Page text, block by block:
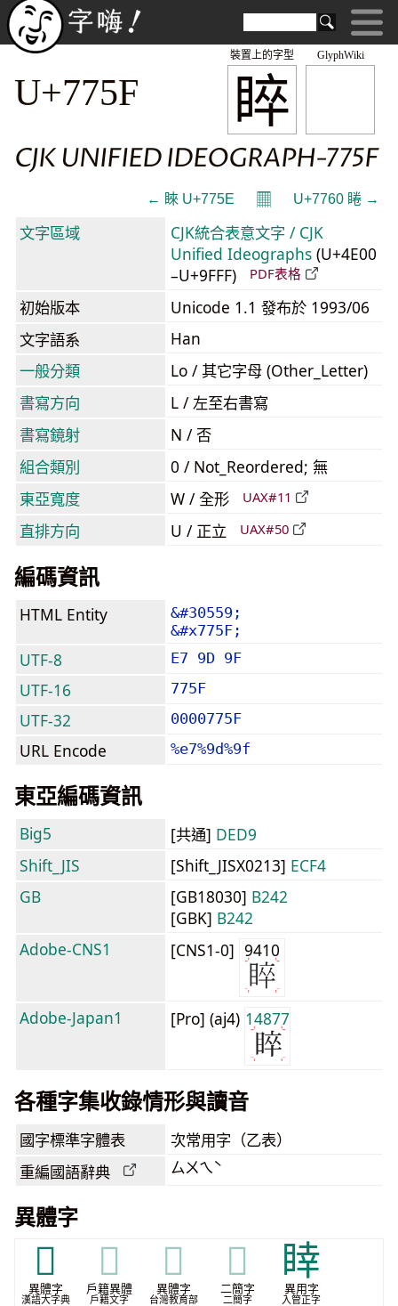
GlyphWiki
睟
裝置上的字型
U+775F
CJK UNIFIED IDEOGRAPH-775F
← 睞 U+775E 𝄜 U+7760 睠 →
文字區域
CJK統合表意文字 / CJK
Unified Ideographs (U+4E00
–U+9FFF)
PDF表格
初始版本
Unicode 1.1 發布於 1993/06
文字語系
Han
一般分類
Lo / 其它字母 (Other_Letter)
書寫方向
L / 左至右書寫
書寫鏡射
N / 否
組合類別
0 / Not_Reordered; 無
東亞寬度
W / 全形 UAX#11
直排方向 U / 正立 UAX#50
編碼資訊
HTML Entity
&#30559;
&#x775F;
UTF-8 E7 9D 9F
UTF-16 775F
UTF-32 0000775F
URL Encode %e7%9d%9f
東亞編碼資訊
Big5 [共通] DED9
Shift_JIS
[Shift_JISX0213] ECF4
GB
[GB18030] B242
[GBK] B242
Adobe-CNS1
[CNS1-0] 9410
Adobe-Japan1 [Pro] (aj4) 14877
各種字集收錄情形與讀音
國字標準字體表 次常用字（乙表）
重編國語辭典 ㄙㄨㄟˋ
異體字
𥄌
異體字
漢語大字典
𥄌
戶籍異體
戶籍文字
𥄌
異體字
台灣教育部
𥄌
二簡字
二簡字
䁄
異用字
入管正字